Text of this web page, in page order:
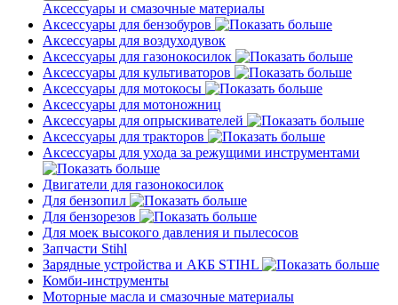
Аксессуары и смазочные материалы
Аксессуары для бензобуров
Аксессуары для воздуходувок
Аксессуары для газонокосилок
Аксессуары для культиваторов
Аксессуары для мотокосы
Аксессуары для мотоножниц
Аксессуары для опрыскивателей
Аксессуары для тракторов
Аксессуары для ухода за режущими инструментами
Двигатели для газонокосилок
Для бензопил
Для бензорезов
Для моек высокого давления и пылесосов
Запчасти Stihl
Зарядные устройства и АКБ STIHL
Комби-инструменты
Моторные масла и смазочные материалы